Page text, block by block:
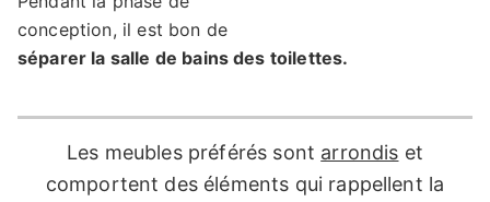
conception, il est bon de
séparer la salle de bains des toilettes.
Les meubles préférés sont arrondis et
comportent des éléments qui rappellent la